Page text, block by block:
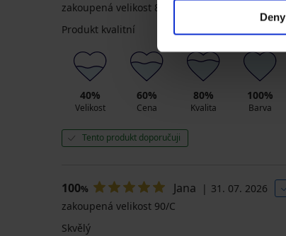
Deny
zakoupená velikost 85/E
Produkt kvalitní
40%
Velikost
60%
Cena
80%
Kvalita
100%
Barva
Tento produkt doporučuji
100% Jana 31. 07. 2026
zakoupená velikost 90/C
Skvělý